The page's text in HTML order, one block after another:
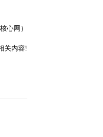
心网）
关内容!